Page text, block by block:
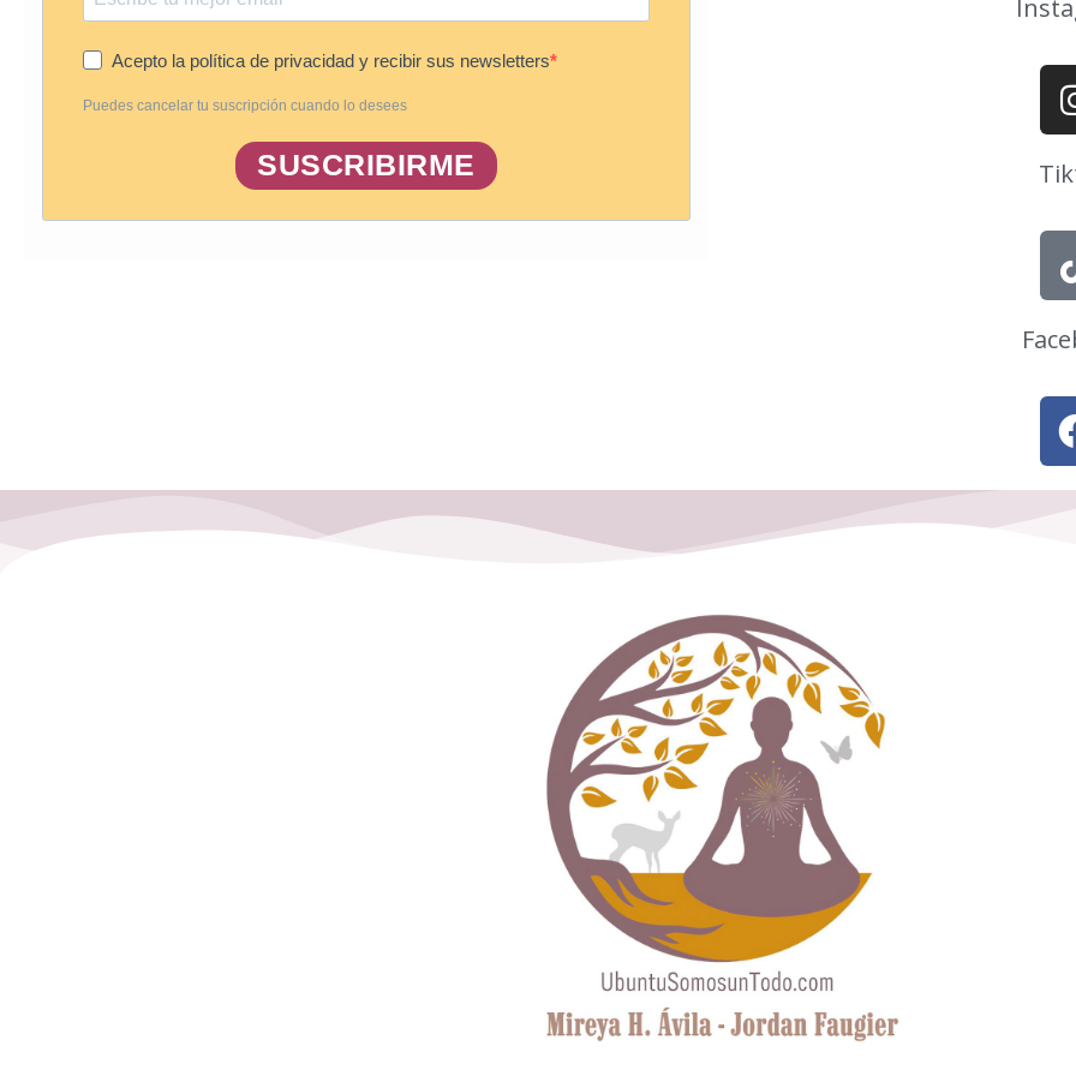
Acepto la política de privacidad y recibir sus newsletters
Puedes cancelar tu suscripción cuando lo desees
SUSCRIBIRME